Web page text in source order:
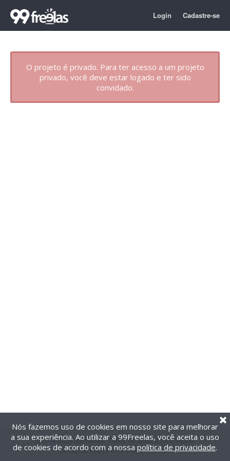
Login Cadastre-se
O projeto é privado. Para ter acesso a um projeto
privado, você deve estar logado e ter sido
convidado.
@2014-2026 99Freelas. Todos os direitos reservados.
Termos de uso| Política de privacidade
Nós fazemos uso de cookies em nosso site para melhorar
a sua experiência. Ao utilizar a 99Freelas, você aceita o uso
de cookies de acordo com a nossa política de privacidade.